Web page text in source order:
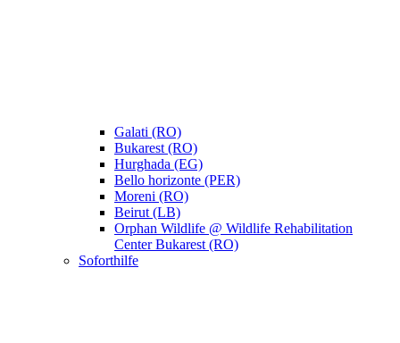
Galati (RO)
Bukarest (RO)
Hurghada (EG)
Bello horizonte (PER)
Moreni (RO)
Beirut (LB)
Orphan Wildlife @ Wildlife Rehabilitation
Center Bukarest (RO)
Soforthilfe